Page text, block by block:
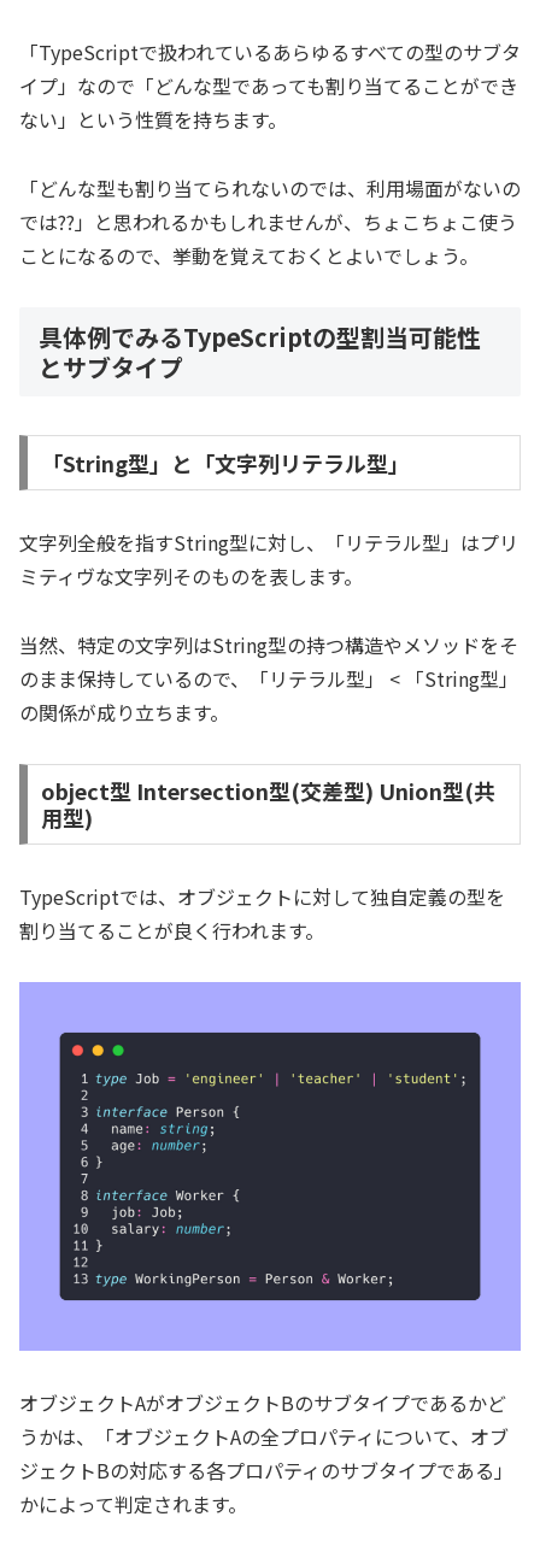
「TypeScriptで扱われているあらゆるすべての型のサブタ
イプ」なので「どんな型であっても割り当てることができ
ない」という性質を持ちます。
「どんな型も割り当てられないのでは、利用場面がないの
では??」と思われるかもしれませんが、ちょこちょこ使う
ことになるので、挙動を覚えておくとよいでしょう。
具体例でみるTypeScriptの型割当可能性
とサブタイプ
「String型」と「文字列リテラル型」
文字列全般を指すString型に対し、「リテラル型」はプリ
ミティヴな文字列そのものを表します。
当然、特定の文字列はString型の持つ構造やメソッドをそ
のまま保持しているので、「リテラル型」 < 「String型」
の関係が成り立ちます。
object型 Intersection型(交差型) Union型(共
用型)
TypeScriptでは、オブジェクトに対して独自定義の型を
割り当てることが良く行われます。
オブジェクトAがオブジェクトBのサブタイプであるかど
うかは、「オブジェクトAの全プロパティについて、オブ
ジェクトBの対応する各プロパティのサブタイプである」
かによって判定されます。